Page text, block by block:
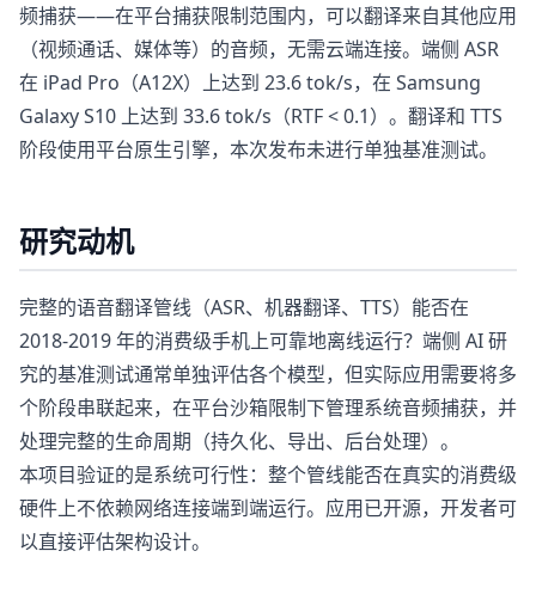
频捕获——在平台捕获限制范围内，可以翻译来自其他应用
（视频通话、媒体等）的音频，无需云端连接。端侧 ASR
在 iPad Pro（A12X）上达到 23.6 tok/s，在 Samsung
Galaxy S10 上达到 33.6 tok/s（RTF < 0.1）。翻译和 TTS
阶段使用平台原生引擎，本次发布未进行单独基准测试。
研究动机
完整的语音翻译管线（ASR、机器翻译、TTS）能否在
2018-2019 年的消费级手机上可靠地离线运行？端侧 AI 研
究的基准测试通常单独评估各个模型，但实际应用需要将多
个阶段串联起来，在平台沙箱限制下管理系统音频捕获，并
处理完整的生命周期（持久化、导出、后台处理）。
本项目验证的是系统可行性：整个管线能否在真实的消费级
硬件上不依赖网络连接端到端运行。应用已开源，开发者可
以直接评估架构设计。